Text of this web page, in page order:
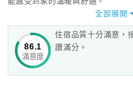
全部展開
86.1
滿意度
住宿品質十分滿意，
讚滿分。